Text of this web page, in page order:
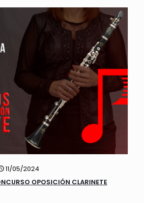
11/05/2024
OPOSICIÓN CLARINETE